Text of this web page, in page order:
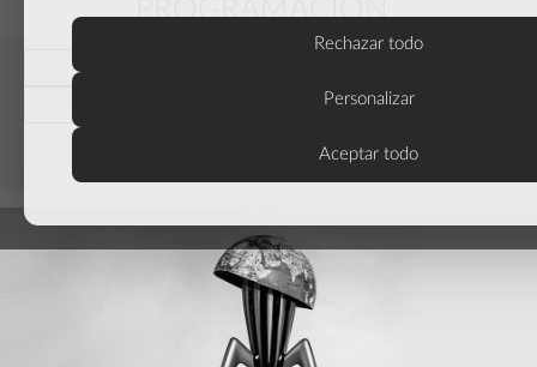
Rechazar todo
Personalizar
Aceptar todo
PROGRAMACIÓN
actuales
septiembre